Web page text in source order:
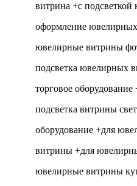
витрина +с подсветкой
оформление
ювелирные витрины
подсветка ювелирных
торговое
подсветка витрины
оборудование +для
витрины +для
ювелирные витрины